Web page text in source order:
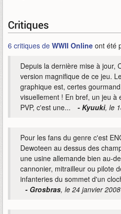
Critiques
6 critiques de WWII Online ont été
Depuis la dernière mise à jour,
version magnifique de ce jeu.
graphique est, certes
visuellement ! En bref, un jeu à
PVP, c'est une...
- Kyuuki, le
Pour les fans du genre c'est
Dewoteen au dessus des
une usine allemande bien au-
cannonier, mitrailleur ou pilote
infanteries du sommet d'un
- Grosbras, le 24 janvier 2008